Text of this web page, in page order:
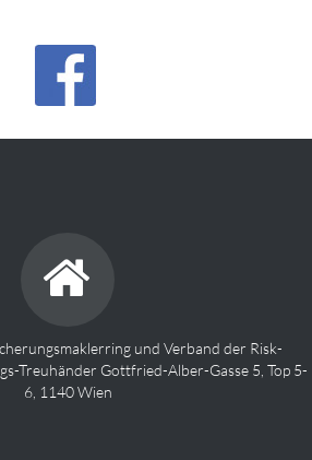
und Verband der Risk-
Treuhänder Gottfried-Alber-Gasse 5, Top 5-
6, 1140 Wien